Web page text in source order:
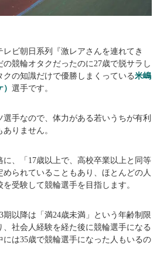
レビ朝日系列『激レアさんを連れてき
競輪オタクだったのに27歳で脱サラし
の知識だけで優勝しまくっている米嶋
選手です。
手なので、体力がある若いうちが有利
りません。
に、「17歳以上で、高校卒業以上と同等
られていることもあり、ほとんどの人
受験して競輪選手を目指します。
期以降は「満24歳未満」という年齢制限
社会人経験を経た後に競輪選手になる
には35歳で競輪選手になった人もいるの